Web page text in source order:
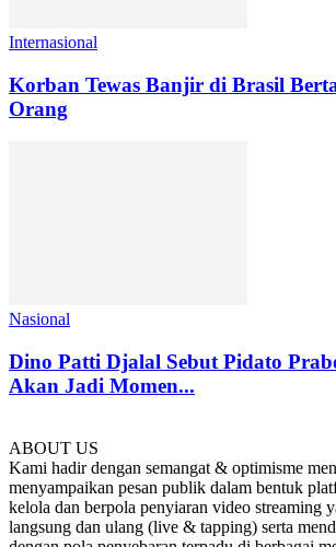
Internasional
Korban Tewas Banjir di Brasil
Orang
Nasional
Dino Patti Djalal Sebut Pidato
Akan Jadi Momen...
ABOUT US
Kami hadir dengan semangat & optimisme
menyampaikan pesan publik dalam bentuk
kelola dan berpola penyiaran video streaming
langsung dan ulang (live & tapping) serta